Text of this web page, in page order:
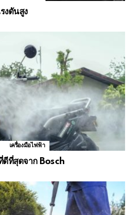
งดันสูง
เครื่องมือไฟฟ้า
ดีที่สุดจาก Bosch